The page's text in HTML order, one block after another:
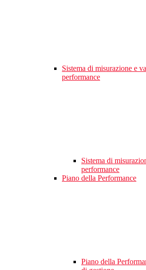
Sistema di misurazione e
performance
Sistema di
performance
Piano della Performance
Piano della